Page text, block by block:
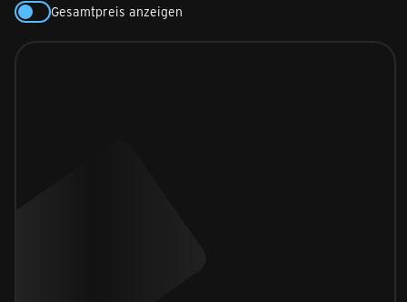
Gesamtpreis anzeigen